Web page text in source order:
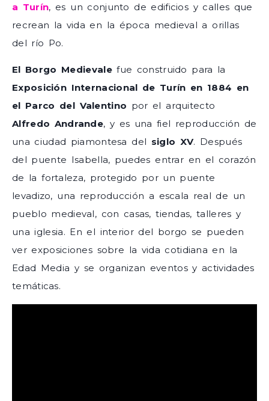
a Turín, es un conjunto de edificios y calles que
recrean la vida en la época medieval a orillas
del río Po.
El Borgo Medievalefue construido para la
Exposición Internacional de Turín en 1884 en
el Parco del Valentino por el arquitecto
Alfredo Andrande, y es una fiel reproducción de
una ciudad piamontesa del siglo XV. Después
del puente Isabella, puedes entrar en el corazón
de la fortaleza, protegido por un puente
levadizo, una reproducción a escala real de un
pueblo medieval, con casas, tiendas, talleres y
una iglesia. En el interior del borgo se pueden
ver exposiciones sobre la vida cotidiana en la
Edad Media y se organizan eventos y actividades
temáticas.